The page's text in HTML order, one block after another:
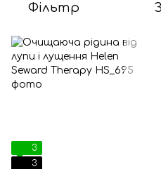
Фільтр
3
3